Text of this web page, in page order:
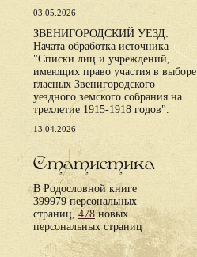
03.05.2026
ЗВЕНИГОРОДСКИЙ УЕЗД:
Начата обработка источника
"Списки лиц и учреждений,
имеющих право участия в выборе
гласных Звенигородского
уездного земского собрания на
трехлетие 1915-1918 годов".
13.04.2026
Статистика
В Родословной книге
399979 персональных
страниц,478новых
персональных страниц